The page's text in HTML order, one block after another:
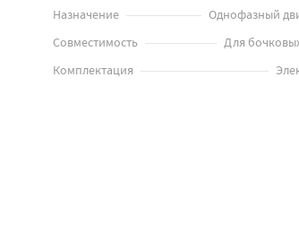
Назначение
Однофазный
Совместимость
Для
Комплектация